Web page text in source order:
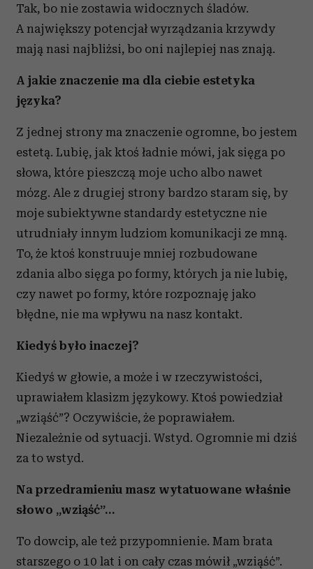
Tak, bo nie zostawia widocznych śladów.
A największy potencjał wyrządzania krzywdy
mają nasi najbliżsi, bo oni najlepiej nas znają.
A jakie znaczenie ma dla ciebie estetyka
języka?
Z jednej strony ma znaczenie ogromne, bo jestem
estetą. Lubię, jak ktoś ładnie mówi, jak sięga po
słowa, które pieszczą moje ucho albo nawet
mózg. Ale z drugiej strony bardzo staram się, by
moje subiektywne standardy estetyczne nie
utrudniały innym ludziom komunikacji ze mną.
To, że ktoś konstruuje mniej rozbudowane
zdania albo sięga po formy, których ja nie lubię,
czy nawet po formy, które rozpoznaję jako
błędne, nie ma wpływu na nasz kontakt.
Kiedyś było inaczej?
Kiedyś w głowie, a może i w rzeczywistości,
uprawiałem klasizm językowy. Ktoś powiedział
„wziąść”? Oczywiście, że poprawiałem.
Niezależnie od sytuacji. Wstyd. Ogromnie mi dziś
za to wstyd.
Na przedramieniu masz wytatuowane właśnie
słowo „wziąść”…
To dowcip, ale też przypomnienie. Mam brata
starszego o 10 lat i on cały czas mówił „wziąść”.